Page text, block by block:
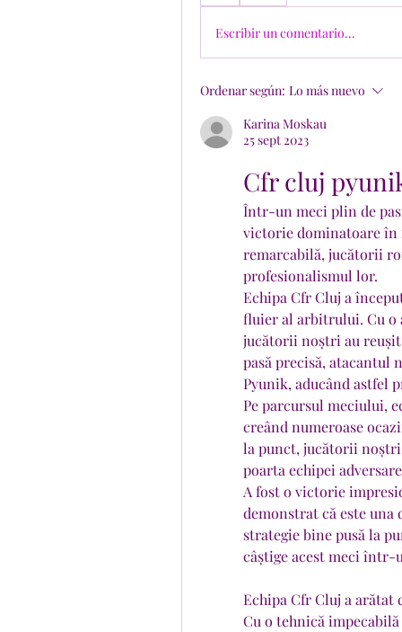
Escribir un comentario...
Ordenar según: Lo más nuevo
Karina Moskau
25 sept 2023
Cfr cluj
Într-un meci plin de
victorie dominatoare în
remarcabilă, jucătorii
profesionalismul lor.
Echipa Cfr Cluj a
fluier al arbitrului. Cu o
jucătorii noștri au
pasă precisă, atacantul
Pyunik, aducând astfel
Pe parcursul meciului,
creând numeroase
la punct, jucătorii
poarta echipei
A fost o victorie
demonstrat că este una
strategie bine pusă la
câștige acest meci într-
Echipa Cfr Cluj a arătat
Cu o tehnică